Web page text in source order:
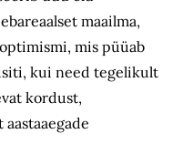
maailma,
mis püüab
kui need tegelikult
kordust,